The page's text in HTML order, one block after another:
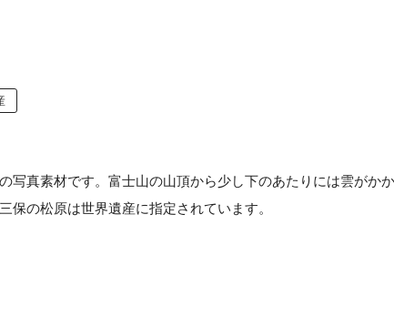
写真素材です。富士山の山頂から少し下のあたりには雲がか
の松原は世界遺産に指定されています。